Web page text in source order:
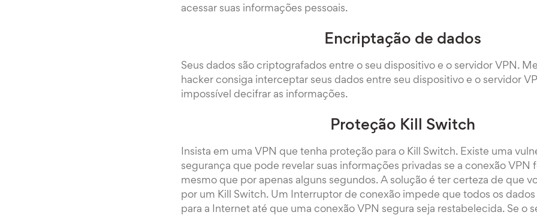
acessar suas informações pessoais.
Encriptação de dados
Seus dados são criptografados entre o seu dispositivo e o servidor VPN.
hacker consiga interceptar seus dados entre seu dispositivo e o servidor
impossível decifrar as informações.
Proteção Kill Switch
Insista em uma VPN que tenha proteção para o Kill Switch. Existe uma
segurança que pode revelar suas informações privadas se a conexão VPN
mesmo que por apenas alguns segundos. A solução é ter certeza de que
por um Kill Switch. Um Interruptor de conexão impede que todos os dados
para a Internet até que uma conexão VPN segura seja restabelecida. Se o